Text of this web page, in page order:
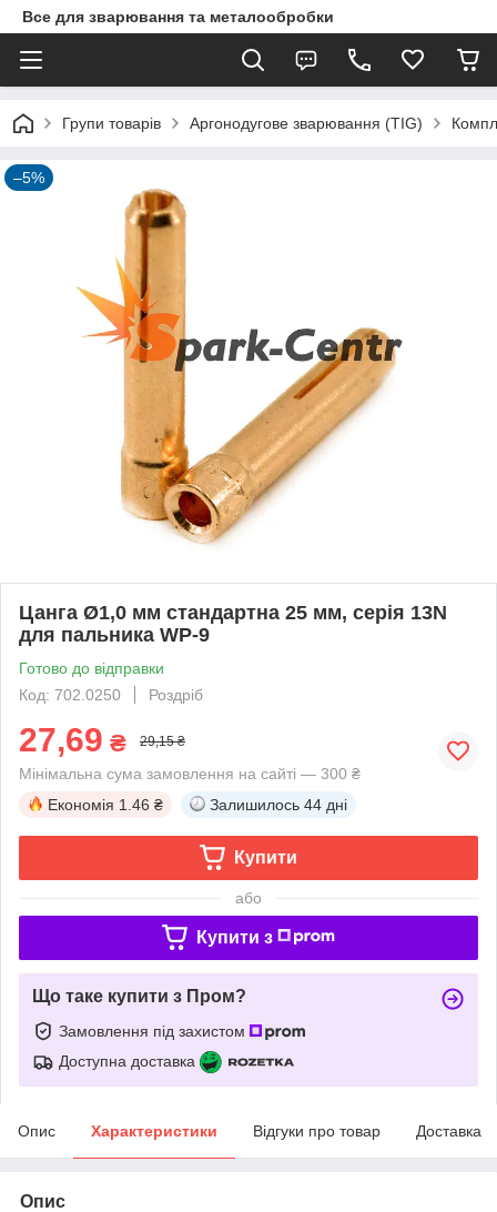
Все для зварювання та металообробки
Групи товарів Аргонодугове зварювання (TIG)
–5%
Цанга Ø1,0 мм стандартна 25 мм, серія 13N
для пальника WP-9
Готово до відправки
Код: 702.0250
Роздріб
27,69 ₴ 29,15 ₴
Мінімальна сума замовлення на сайті — 300 ₴
Економія 1.46 ₴ Залишилось 44 дні
Купити
або
Купити з
Що таке купити з Пром?
Замовлення під захистом
Доступна доставка
Опис Характеристики Відгуки про товар Доставка
Опис